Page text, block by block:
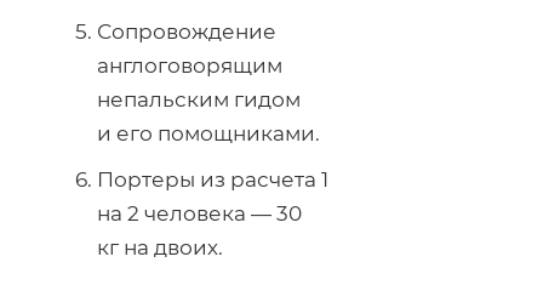
Сопровождение
англоговорящим
непальским гидом
и его помощниками.
Портеры из расчета 1
на 2 человека — 30
кг на двоих.